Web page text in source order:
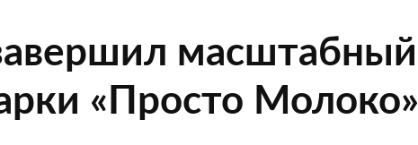
масштабный
«Просто Молоко»